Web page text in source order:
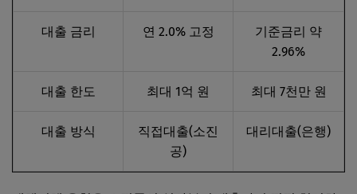
대출 금리 연 2.0% 고정
기준금리 약
2.96%
대출 한도 최대 1억 원 최대 7천만 원
대출 방식
직접대출(소진
공)
대리대출(은행)